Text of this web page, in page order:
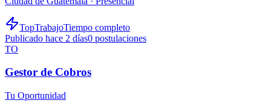
TopTrabajoTiempo completo
Publicado hace 2 días0 postulaciones
TO
Gestor de Cobros
Tu Oportunidad